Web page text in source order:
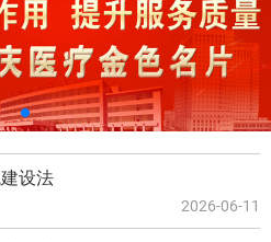
设法
2026-06-11